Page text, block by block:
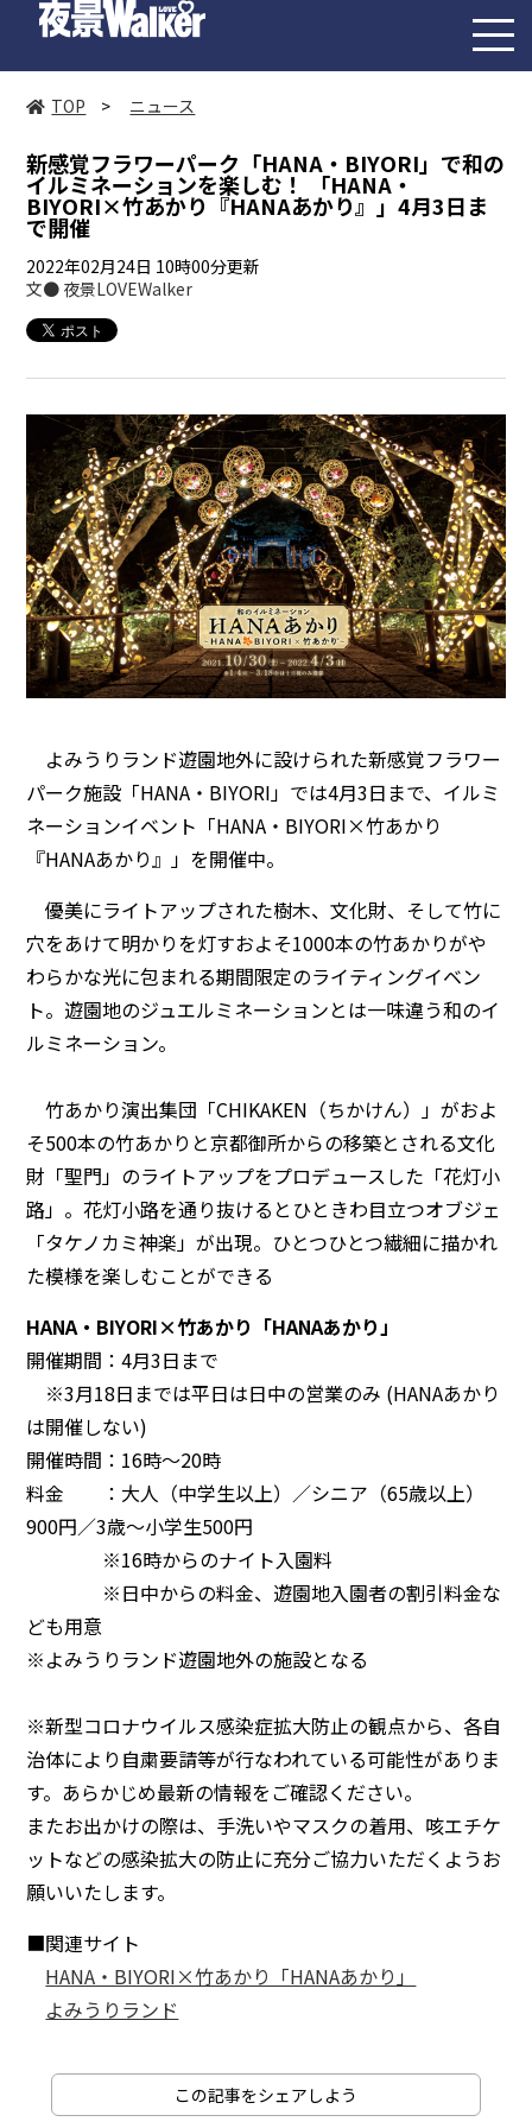
TOP > ニュース
新感覚フラワーパーク「HANA・BIYORI」で和の
イルミネーションを楽しむ！ 「HANA・
BIYORI×竹あかり『HANAあかり』」4月3日ま
で開催
2022年02月24日 10時00分更新
文● 夜景LOVEWalker
よみうりランド遊園地外に設けられた新感覚フラワー
パーク施設「HANA・BIYORI」では4月3日まで、イルミ
ネーションイベント「HANA・BIYORI×竹あかり
『HANAあかり』」を開催中。
優美にライトアップされた樹木、文化財、そして竹に
穴をあけて明かりを灯すおよそ1000本の竹あかりがや
わらかな光に包まれる期間限定のライティングイベン
ト。遊園地のジュエルミネーションとは一味違う和のイ
ルミネーション。
竹あかり演出集団「CHIKAKEN（ちかけん）」がおよ
そ500本の竹あかりと京都御所からの移築とされる文化
財「聖門」のライトアップをプロデュースした「花灯小
路」。花灯小路を通り抜けるとひときわ目立つオブジェ
「タケノカミ神楽」が出現。ひとつひとつ繊細に描かれ
た模様を楽しむことができる
HANA・BIYORI×竹あかり「HANAあかり」
開催期間：4月3日まで
※3月18日までは平日は日中の営業のみ (HANAあかり
は開催しない)
開催時間：16時～20時
料金 ：大人（中学生以上）／シニア（65歳以上）
900円／3歳～小学生500円
※16時からのナイト入園料
※日中からの料金、遊園地入園者の割引料金な
ども用意
※よみうりランド遊園地外の施設となる
※新型コロナウイルス感染症拡大防止の観点から、各自
治体により自粛要請等が行なわれている可能性がありま
す。あらかじめ最新の情報をご確認ください。
またお出かけの際は、手洗いやマスクの着用、咳エチケ
ットなどの感染拡大の防止に充分ご協力いただくようお
願いいたします。
■関連サイト
HANA・BIYORI×竹あかり「HANAあかり」
よみうりランド
この記事をシェアしよう